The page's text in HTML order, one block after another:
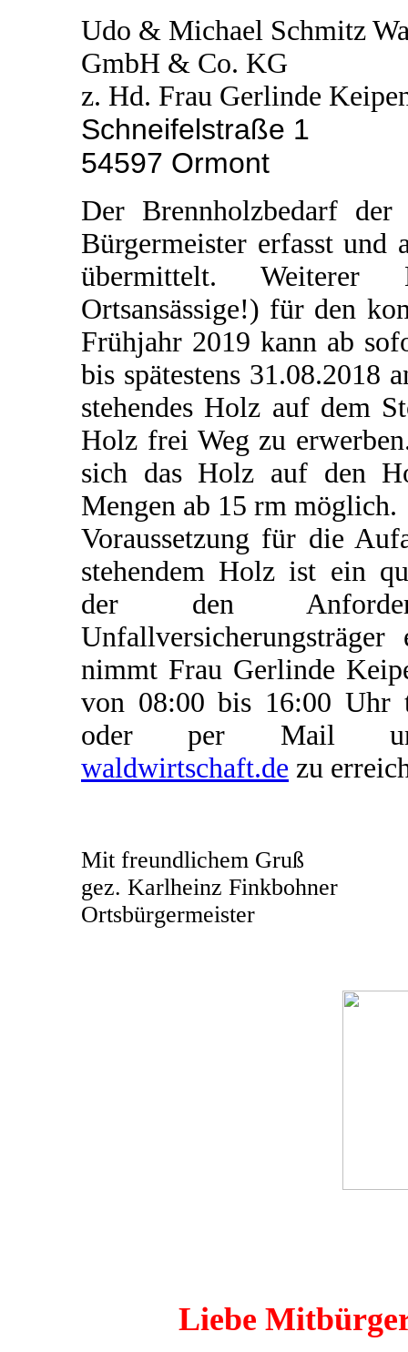
Udo & Michael Schmitz
GmbH & Co. KG
z. Hd. Frau Gerlinde
Schneifelstraße 1
54597 Ormont
Der Brennholzbedarf
Bürgermeister erfasst und
übermittelt. Weiterer
Ortsansässige!) für den
Frühjahr 2019 kann ab
bis spätestens 31.08.2018
stehendes Holz auf dem
Holz frei Weg zu
sich das Holz auf den
Mengen ab 15 rm möglich.
Voraussetzung für die
stehendem Holz ist ein
der den
Unfallversicherungsträger
nimmt Frau Gerlinde
von 08:00 bis 16:00 Uhr
oder per Mail
waldwirtschaft.de zu
Mit freundlichem Gruß
gez. Karlheinz Finkbohner
Ortsbürgermeister
Liebe